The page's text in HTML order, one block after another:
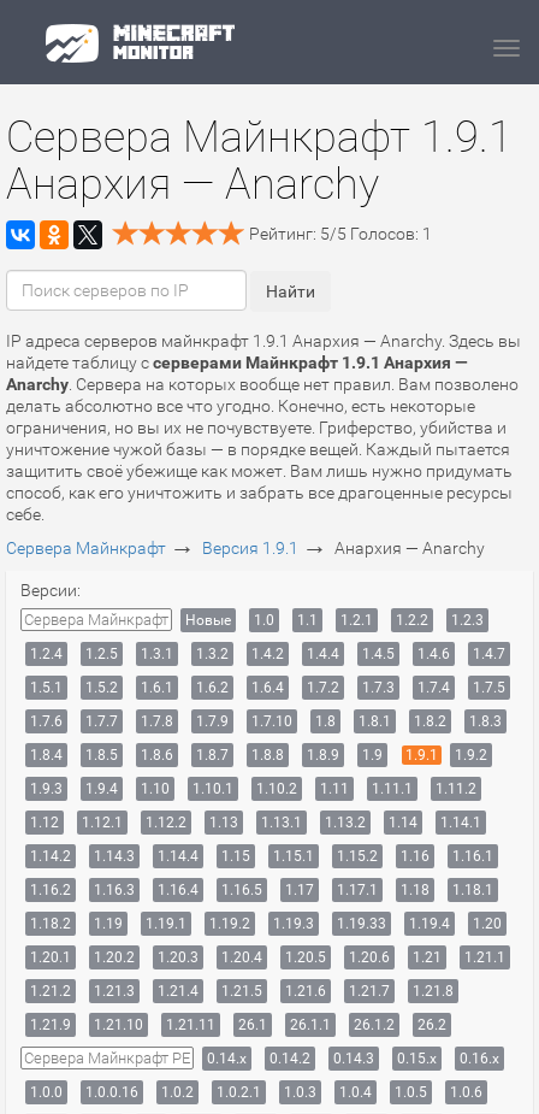
Сервера Майнкрафт 1.9.1
Анархия — Anarchy
Рейтинг: 5/5 Голосов: 1
IP адреса серверов майнкрафт 1.9.1 Анархия — Anarchy. Здесь вы
найдете таблицу ссерверами Майнкрафт 1.9.1 Анархия —
Anarchy . Сервера на которых вообще нет правил. Вам позволено
делать абсолютно все что угодно. Конечно, есть некоторые
ограничения, но вы их не почувствуете. Гриферство, убийства и
уничтожение чужой базы — в порядке вещей. Каждый пытается
защитить своё убежище как может. Вам лишь нужно придумать
способ, как его уничтожить и забрать все драгоценные ресурсы
себе.
Сервера Майнкрафт → Версия 1.9.1 → Анархия — Anarchy
Версии:
Сервера Майнкрафт Новые 1.0 1.1 1.2.1 1.2.2
1.2.3
1.2.4
1.2.5 1.3.1 1.3.2 1.4.2 1.4.4 1.4.5 1.4.6
1.4.7
1.5.1
1.5.2 1.6.1 1.6.2 1.6.4 1.7.2 1.7.3 1.7.4
1.7.5
1.7.6
1.7.7 1.7.8 1.7.9 1.7.10 1.8 1.8.1 1.8.2
1.8.3
1.8.4
1.8.5 1.8.6 1.8.7 1.8.8 1.8.9 1.9 1.9.1
1.9.2
1.9.3
1.9.4 1.10 1.10.1 1.10.2 1.11 1.11.1
1.11.2
1.12
1.12.1 1.12.2 1.13 1.13.1 1.13.2 1.14
1.14.1
1.14.2
1.14.3 1.14.4 1.15 1.15.1 1.15.2 1.16
1.16.1
1.16.2
1.16.3 1.16.4 1.16.5 1.17 1.17.1 1.18
1.18.1
1.18.2
1.19 1.19.1 1.19.2 1.19.3 1.19.33 1.19.4
1.20
1.20.1
1.20.2 1.20.3 1.20.4 1.20.5 1.20.6 1.21
1.21.1
1.21.2
1.21.3 1.21.4 1.21.5 1.21.6 1.21.7
1.21.8
1.21.9
1.21.10 1.21.11 26.1 26.1.1 26.1.2 26.2
Сервера Майнкрафт PE 0.14.x 0.14.2 0.14.3 0.15.x
0.16.x
1.0.0
1.0.0.16 1.0.2 1.0.2.1 1.0.3 1.0.4 1.0.5
1.0.6